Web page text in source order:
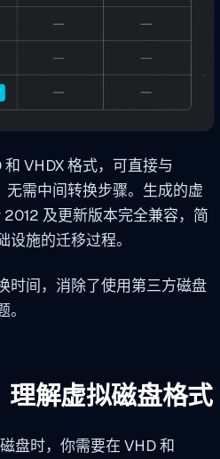
VHDX 格式，可直接与
需中间转换步骤。生成的虚
及更新版本完全兼容，简
设施的迁移过程。
时间，消除了使用第三方磁盘
理解虚拟磁盘格式
盘时，你需要在 VHD 和